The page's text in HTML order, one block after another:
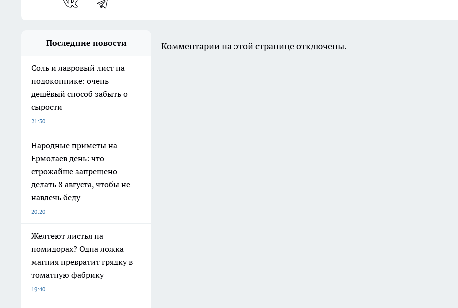
Последние новости
Соль и лавровый лист на
подоконнике: очень
дешёвый способ забыть о
сырости
21:30
Народные приметы на
Ермолаев день: что
строжайше запрещено
делать 8 августа, чтобы не
навлечь беду
20:20
Желтеют листья на
помидорах? Одна ложка
магния превратит грядку в
томатную фабрику
19:40
Комментарии на этой странице отключены.